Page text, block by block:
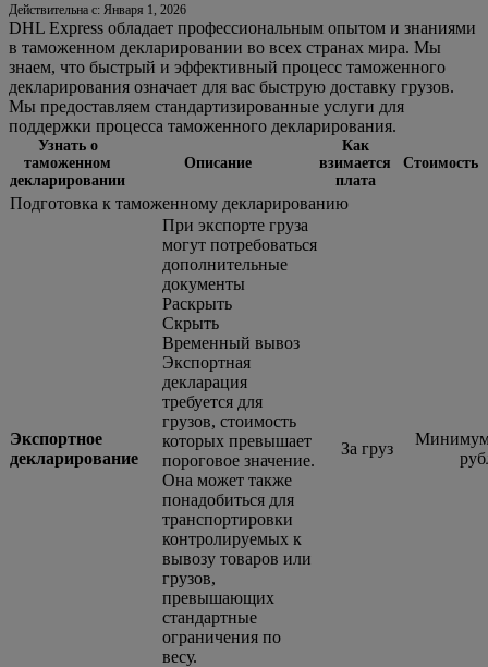
Действительна с: Января 1, 2026
DHL Express обладает профессиональным опытом и знаниями
в таможенном декларировании во всех странах мира. Мы
знаем, что быстрый и эффективный процесс таможенного
декларирования означает для вас быструю доставку грузов.
Мы предоставляем стандартизированные услуги для
поддержки процесса таможенного декларирования.
Узнать о
таможенном
декларировании
Описание
Как
взимается
плата
Стоимость
Подготовка к таможенному декларированию
Экспортное
декларирование
При экспорте груза
могут потребоваться
дополнительные
документы
Раскрыть
Скрыть
Временный вывоз
Экспортная
декларация
требуется для
грузов, стоимость
которых превышает
пороговое значение.
Она может также
понадобиться для
транспортировки
контролируемых к
вывозу товаров или
грузов,
превышающих
стандартные
ограничения по
весу.
За груз
Минимум